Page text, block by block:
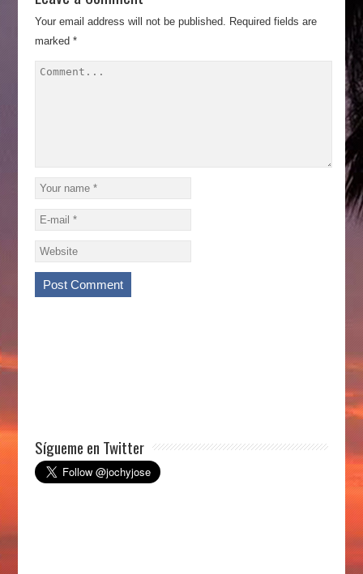
Your email address will not be published. Required fields are
marked *
Sígueme en Twitter